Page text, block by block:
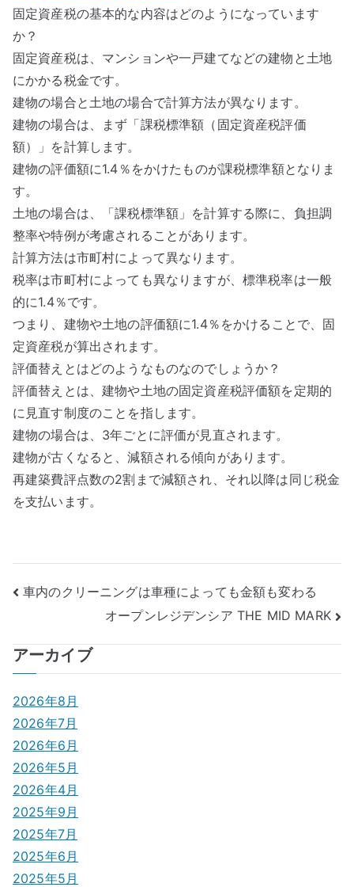
固定資産税の基本的な内容はどのようになっています
か？
固定資産税は、マンションや一戸建てなどの建物と土地
にかかる税金です。
建物の場合と土地の場合で計算方法が異なります。
建物の場合は、まず「課税標準額（固定資産税評価
額）」を計算します。
建物の評価額に1.4％をかけたものが課税標準額となりま
す。
土地の場合は、「課税標準額」を計算する際に、負担調
整率や特例が考慮されることがあります。
計算方法は市町村によって異なります。
税率は市町村によっても異なりますが、標準税率は一般
的に1.4％です。
つまり、建物や土地の評価額に1.4％をかけることで、固
定資産税が算出されます。
評価替えとはどのようなものなのでしょうか？
評価替えとは、建物や土地の固定資産税評価額を定期的
に見直す制度のことを指します。
建物の場合は、3年ごとに評価が見直されます。
建物が古くなると、減額される傾向があります。
再建築費評点数の2割まで減額され、それ以降は同じ税金
を支払います。
投
ナ
ビ
ゲ
ー
シ
ョ
ン
車内のクリーニングは車種によっても金額も変わる
オープンレジデンシア THE MID MARK
アーカイブ
2026年8月
2026年7月
2026年6月
2026年5月
2026年4月
2025年9月
2025年7月
2025年6月
2025年5月